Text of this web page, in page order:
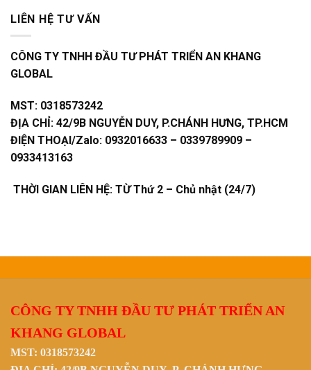
LIÊN HỆ TƯ VẤN
CÔNG TY TNHH ĐẦU TƯ PHÁT TRIỂN AN KHANG
GLOBAL
MST: 0318573242
ĐỊA CHỈ: 42/9B NGUYỄN DUY, P.CHÁNH HƯNG, TP.HCM
ĐIỆN THOẠI/Zalo: 0932016633 – 0339789909 –
0933413163
THỜI GIAN LIÊN HỆ: TỪ Thứ 2 – Chủ nhật (24/7)
CÔNG TY TNHH ĐẦU TƯ PHÁT TRIỂN AN
KHANG GLOBAL
MST: 0318573242